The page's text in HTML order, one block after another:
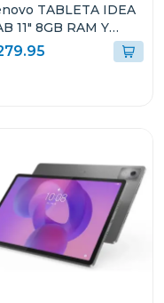
TABLETA IDEA
11" 8GB RAM Y